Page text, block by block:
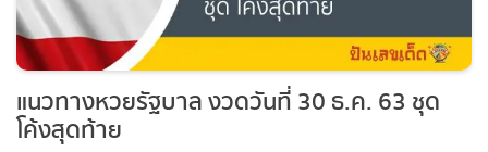
ปันเลขฝัน
ตรวจเลข
แนวทางหวยรัฐบาล งวดวันที่ 30 ธ.ค. 63 ชุด
โค้งสุดท้าย